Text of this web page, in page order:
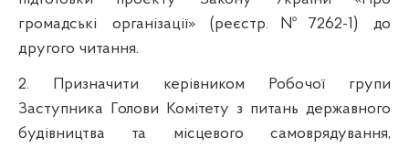
громадські організації» (реєстр.№7262-1) до
другого читання.
2. Призначити керівником Робочої групи
Заступника Голови Комітету з питань державного
будівництва та місцевого самоврядування,